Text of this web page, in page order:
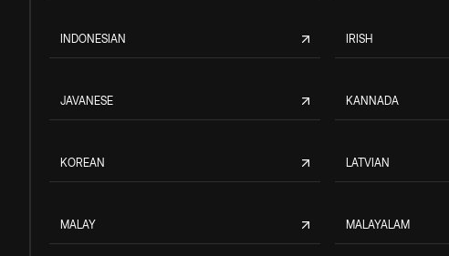
INDONESIAN IRISH
JAVANESE KANNADA
KOREAN LATVIAN
MALAY MALAYALAM